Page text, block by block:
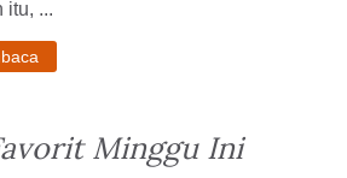
itu, ...
Minggu Ini